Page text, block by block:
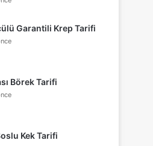
Garantili Krep Tarifi
Börek Tarifi
Kek Tarifi